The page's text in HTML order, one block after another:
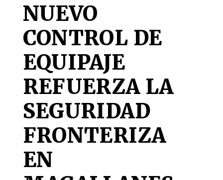
NUEVO
CONTROL DE
EQUIPAJE
REFUERZA LA
SEGURIDAD
FRONTERIZA
EN